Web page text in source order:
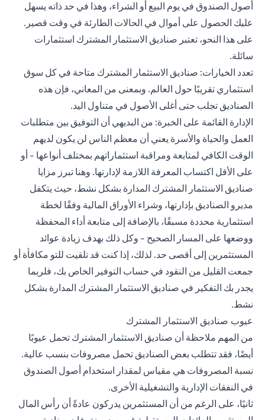
أصول الصندوق في يوم البيع أو الشراء، وهذا في حد ذاته يسهل
عليك الحصول على أموال في الحالات الطارئة في وقت قصير.
على هذا النحو، تعتبر صناديق الاستثمار المشترك استثمارات
سائلة.
تعدد الخيارات: صناديق الاستثمار المشترك متاحة في كل سوق
استثماري تقريبًا حول العالم. وبمعنى من المعاني، فإن هذه
الصناديق تجلب حتى أغلى الأصول في متناول اليد.
الإدارة القائمة على الخبرة: من البديهي أن التوفيق بين متطلبات
العمل والحياة والأسرة يعني أن معظم الناس لن يكون لديهم
الوقت الكافي لمتابعة ومراقبة استثماراتهم بمختلف أنواعها - أو
على الأقل اكتساب المعرفة اللازمة لإدارتها. وهنا تبرز مزايا
صناديق الاستثمار المشترك المدارة بشكل نشط، حيث يتكفل
مديرو الصناديق بإدارتها، وشراء الأوراق المالية وفقًا لخطة
استثمارية محددة مسبقًا، بالإضافة إلى متابعة أداء المحفظة
ووضعها على المسار الصحيح - وكل ذلك بهدف زيادة عوائد
المستثمرين إلى أقصى حد. لذلك، إذا كنت قد تلقيت للتو مكافأة أو
جمعت القليل من النقود في حساب التوفير الخاص بك، فلربما
يجدر بك التفكير في صناديق الاستثمار المشترك المدارة بشكل
نشط.
عيوب صناديق الاستثمار المشترك
من المهم ملاحظة أن صناديق الاستثمار المشترك تحمل عيوبًا
أيضًا، فقد تتطلب بعض الصناديق تحمل مصروفات بنسب عالية.
نسبة المصروفات هي مقياس لمقدار استخدام أصول الصندوق
في النفقات الإدارية والتشغيلية الأخرى.
ثانيًا، على الرغم من أن المستثمرين يدركون عادةً أن رأس المال